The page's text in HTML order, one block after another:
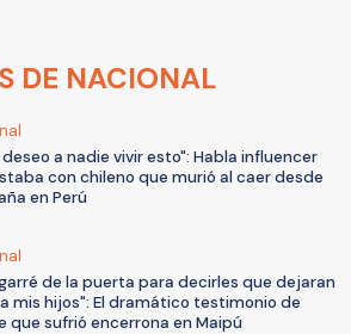
DE NACIONAL
deseo a nadie vivir esto": Habla influencer
con chileno que murió al caer desde
en Perú
de la puerta para decirles que dejaran
mis hijos": El dramático testimonio de
que sufrió encerrona en Maipú